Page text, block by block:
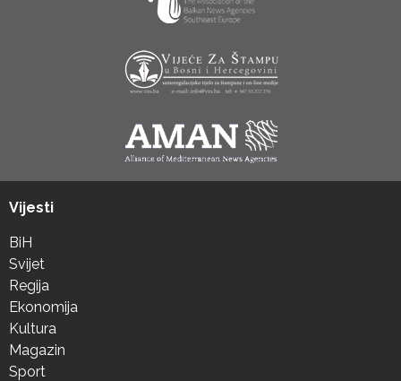
Vijesti
BiH
Svijet
Regija
Ekonomija
Kultura
Magazin
Sport